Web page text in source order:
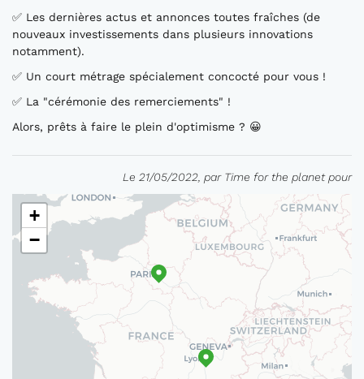
✅ Les dernières actus et annonces toutes fraîches (de
nouveaux investissements dans plusieurs innovations
notamment).
✅ Un court métrage spécialement concocté pour vous !
✅ La "cérémonie des remerciements" !
Alors, prêts à faire le plein d'optimisme ? 😀
Le 21/05/2022, par Time for the planet pour
+
−